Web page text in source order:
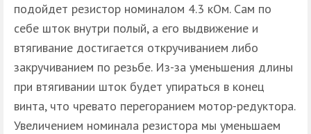
подойдет резистор номиналом 4.3 кОм. Сам по
себе шток внутри полый, а его выдвижение и
втягивание достигается откручиванием либо
закручиванием по резьбе. Из-за уменьшения длины
при втягивании шток будет упираться в конец
винта, что чревато перегоранием мотор-редуктора.
Увеличением номинала резистора мы уменьшаем